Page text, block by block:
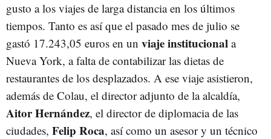
gusto a los viajes de larga distancia en los últimos
tiempos. Tanto es así que el pasado mes de julio se
gastó 17.243,05 euros en un viaje institucional a
Nueva York, a falta de contabilizar las dietas de
restaurantes de los desplazados. A ese viaje asistieron,
además de Colau, el director adjunto de la alcaldía,
Aitor Hernández, el director de diplomacia de las
ciudades, Felip Roca, así como un asesor y un técnico